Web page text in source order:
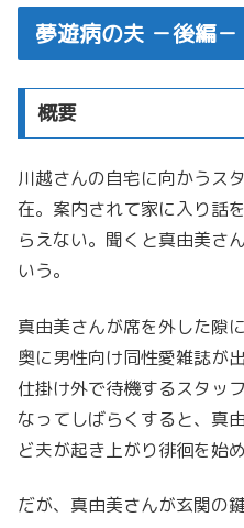
夢遊病の夫 －後編－
概要
川越さんの自宅に向かうス
在。案内されて家に入り話
らえない。聞くと真由美さ
いう。
真由美さんが席を外した隙
奥に男性向け同性愛雑誌が
仕掛け外で待機するスタッ
なってしばらくすると、真
ど夫が起き上がり徘徊を始
だが、真由美さんが玄関の